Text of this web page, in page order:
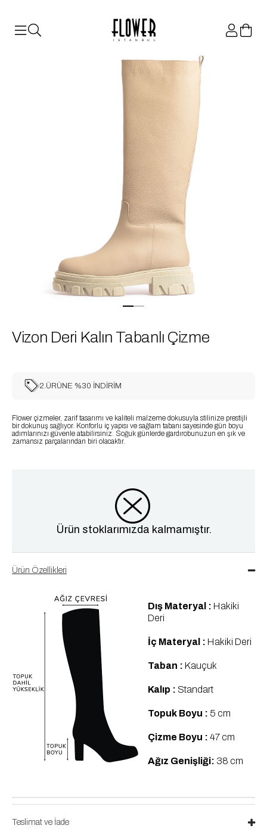
ISTANBUL
Vizon Deri Kalın Tabanlı Çizme
2.ÜRÜNE %30 İNDİRİM
Flower çizmeler, zarif tasarımı ve kaliteli malzeme dokusuyla stilinize prestijli
bir dokunuş sağlıyor. Konforlu iç yapısı ve sağlam tabanı sayesinde gün boyu
adımlarınızı güvenle atabilirsiniz. Soğuk günlerde gardırobunuzun en şık ve
zamansız parçalarından biri olacaktır.
Ürün stoklarımızda kalmamıştır.
Ürün Özellikleri
Dış Materyal : Hakiki
Deri
İç Materyal : Hakiki Deri
Taban : Kauçuk
Kalıp : Standart
Topuk Boyu : 5 cm
Çizme Boyu : 47 cm
Ağız Genişliği: 38 cm
Teslimat ve İade